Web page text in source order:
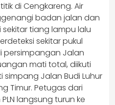
di Cengkareng. Air
badan jalan dan
tiang lampu lalu
sekitar pukul
persimpangan Jalan
mati total, diikuti
Jalan Budi Luhur
Timur. Petugas dari
langsung turun ke